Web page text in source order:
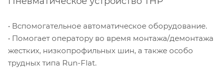
• Вспомогательное автоматическое оборудование.
• Помогает оператору во время монтажа/демонтажа
жестких, низкопрофильных шин, а также особо
трудных типа Run-Flat.